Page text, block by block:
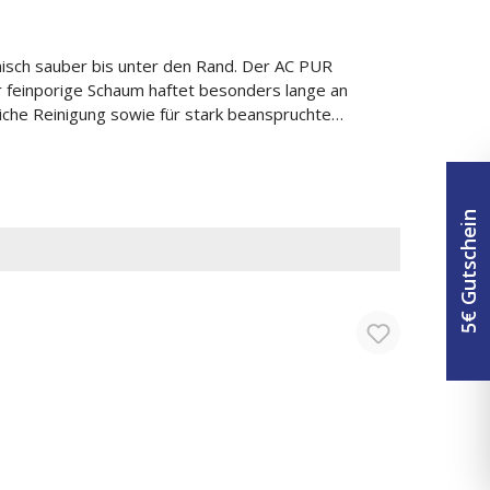
sauber bis unter den Rand. Der AC PUR
Schaum haftet besonders lange an
Reinigung sowie für stark beanspruchte
Limettenduft für frische Räume 🧽
entfernen. Weiter spülen. P337+P313 –
5€ Gutschein